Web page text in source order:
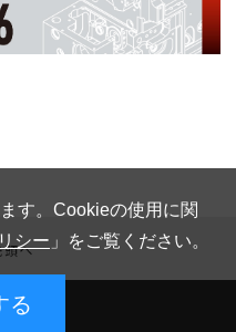
ー
す。Cookieの使用に関
シー 」をご覧ください。
る